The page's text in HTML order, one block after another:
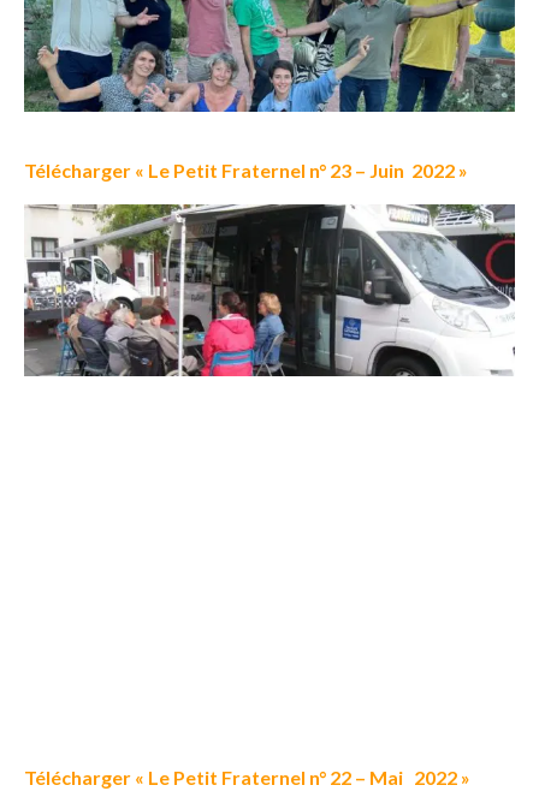
Télécharger « Le Petit Fraternel n° 23 – Juin 2022 »
Télécharger « Le Petit Fraternel n° 22 – Mai 2022 »